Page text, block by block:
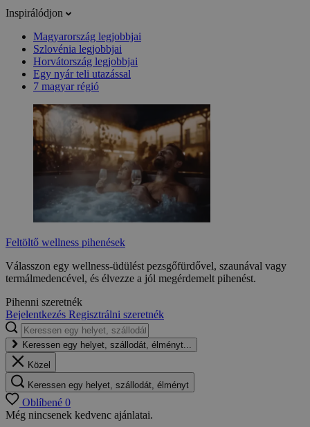
Inspirálódjon
Magyarország legjobbjai
Szlovénia legjobbjai
Horvátország legjobbjai
Egy nyár teli utazással
7 magyar régió
Feltöltő wellness pihenések
Válasszon egy wellness-üdülést pezsgőfürdővel, szaunával vagy
termálmedencével, és élvezze a jól megérdemelt pihenést.
Pihenni szeretnék
Bejelentkezés Regisztrálni szeretnék
Keressen egy helyet, szállodát, élményt...
Közel
Keressen egy helyet, szállodát, élményt
Oblíbené 0
Még nincsenek kedvenc ajánlatai.